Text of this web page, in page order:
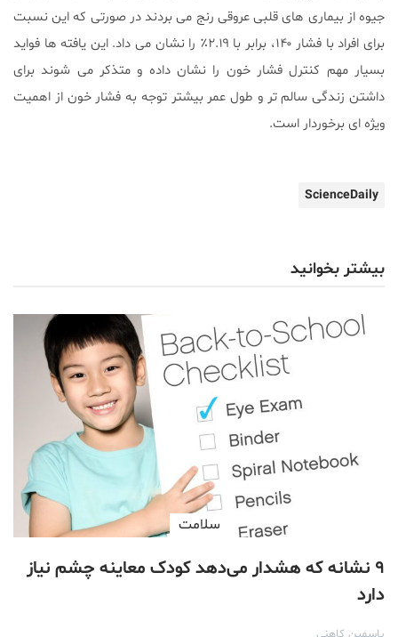
جیوه از بیماری های قلبی عروقی رنج می بردند در صورتی که این نسبت
برای افراد با فشار ۱۴۰، برابر با ۲.۱۹٪ را نشان می داد. این یافته ها فواید
بسیار مهم کنترل فشار خون را نشان داده و متذکر می شوند برای
داشتن زندگی سالم تر و طول عمر بیشتر توجه به فشار خون از اهمیت
ویژه ای برخوردار است.
ScienceDaily
بیشتر بخوانید
سلامت
۹ نشانه که هشدار می‌دهد کودک معاینه چشم نیاز
دارد